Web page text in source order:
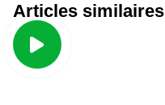
Articles similaires